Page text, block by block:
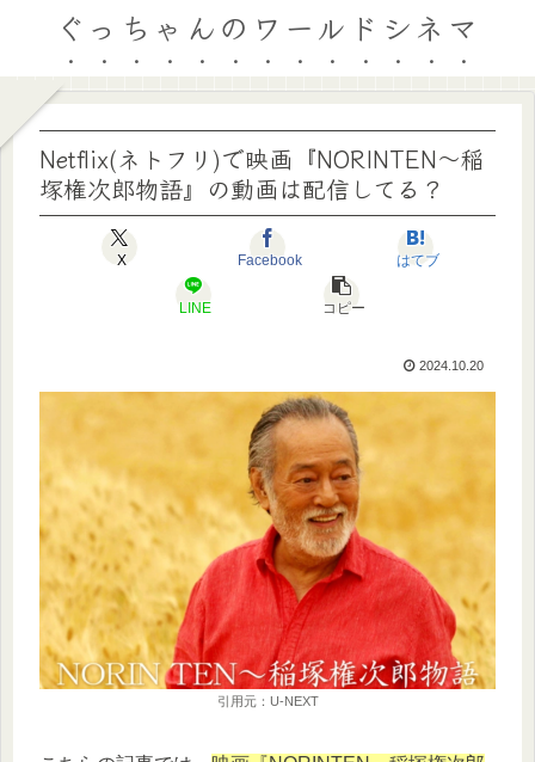
ぐっちゃんのワールドシネマ
Netflix(ネトフリ)で映画『NORINTEN～稲
塚権次郎物語』の動画は配信してる？
X Facebook はてブ
LINE コピー
2024.10.20
引用元：U-NEXT